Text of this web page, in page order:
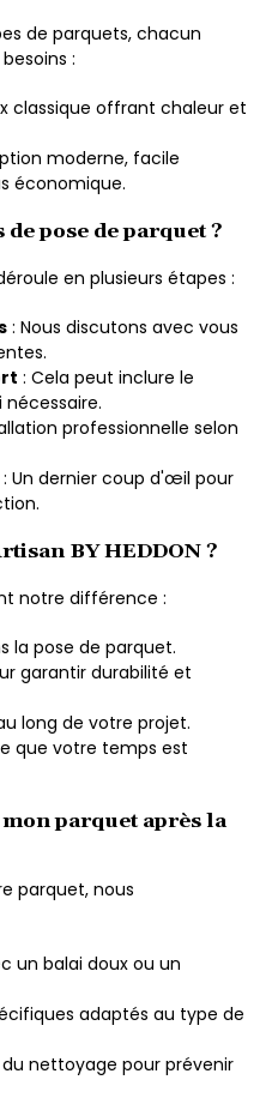
de parquets, chacun
:
classique offrant chaleur et
moderne, facile
économique.
pose de parquet ?
en plusieurs étapes :
: Nous discutons avec vous
: Cela peut inclure le
professionnelle selon
: Un dernier coup d'œil pour
BY HEDDON ?
notre différence :
la pose de parquet.
garantir durabilité et
long de votre projet.
que votre temps est
parquet après la
parquet, nous
un balai doux ou un
adaptés au type de
nettoyage pour prévenir